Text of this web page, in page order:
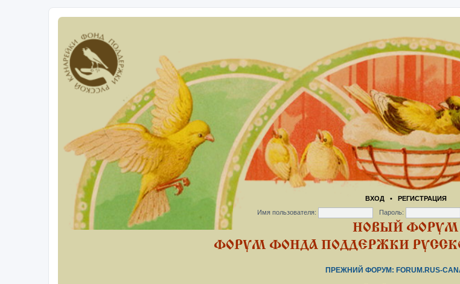
ВХОД• РЕГИСТРАЦИЯ
Имя пользователя:
Пароль:
НОВЫЙ ФОРУМ
ФОРУМ ФОНДА ПОДДЕРЖКИ
ПРЕЖНИЙ ФОРУМ: FORUM.RUS-